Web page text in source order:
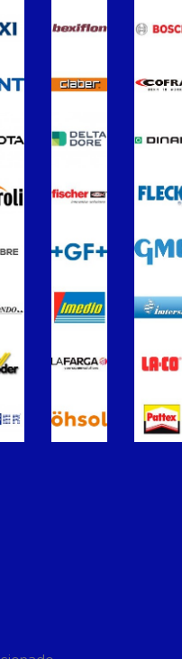
para
purgadores y
radiador
Simples para ACS
Térmicos de Gasóleo